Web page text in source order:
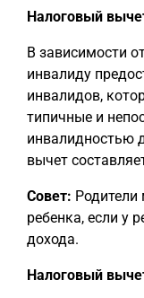
Налоговый
В зависимости
инвалиду
инвалидов,
типичные и
инвалидностью
вычет
Совет: Родители
ребенка, если у
дохода.
Налоговый